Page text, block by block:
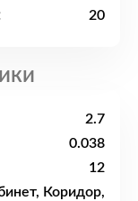
20
2.7
0.038
12
Коридор,